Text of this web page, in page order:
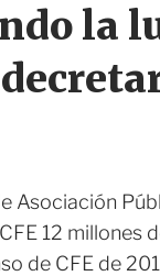
la
Asociación
12 millones
de CFE de